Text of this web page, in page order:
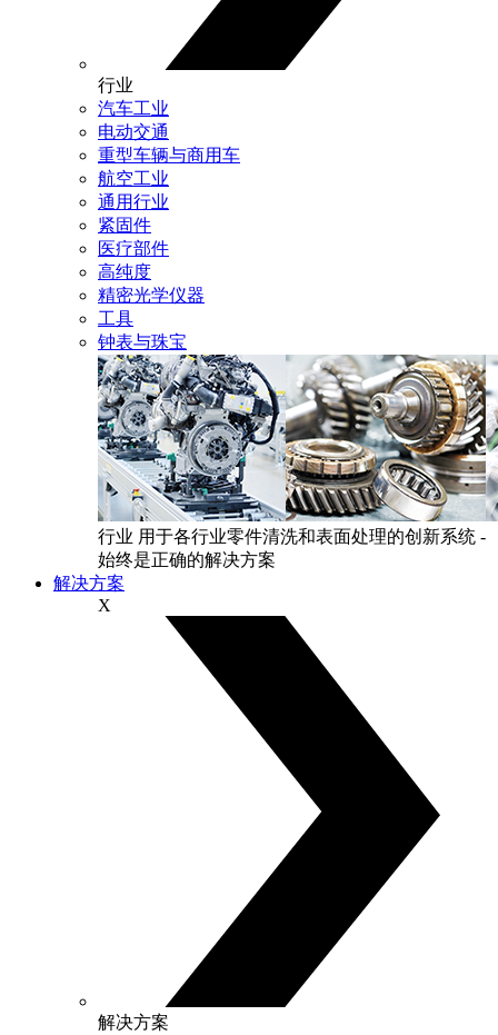
行业
汽车工业
电动交通
重型车辆与商用车
航空工业
通用行业
紧固件
医疗部件
高纯度
精密光学仪器
工具
钟表与珠宝
行业 用于各行业零件清洗和表面处理的创新系统 -
始终是正确的解决方案
解决方案
X
解决方案